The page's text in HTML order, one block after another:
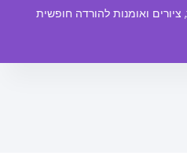
ואומנות להורדה חופשית